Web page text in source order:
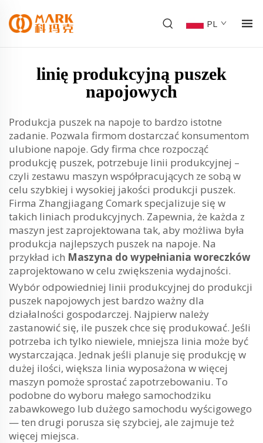
PL
linię produkcyjną puszek
napojowych
Produkcja puszek na napoje to bardzo istotne
zadanie. Pozwala firmom dostarczać konsumentom
ulubione napoje. Gdy firma chce rozpocząć
produkcję puszek, potrzebuje linii produkcyjnej –
czyli zestawu maszyn współpracujących ze sobą w
celu szybkiej i wysokiej jakości produkcji puszek.
Firma Zhangjiagang Comark specjalizuje się w
takich liniach produkcyjnych. Zapewnia, że każda z
maszyn jest zaprojektowana tak, aby możliwa była
produkcja najlepszych puszek na napoje. Na
przykład ich Maszyna do wypełniania woreczków
zaprojektowano w celu zwiększenia wydajności.
Wybór odpowiedniej linii produkcyjnej do produkcji
puszek napojowych jest bardzo ważny dla
działalności gospodarczej. Najpierw należy
zastanowić się, ile puszek chce się produkować. Jeśli
potrzeba ich tylko niewiele, mniejsza linia może być
wystarczająca. Jednak jeśli planuje się produkcję w
dużej ilości, większa linia wyposażona w więcej
maszyn pomoże sprostać zapotrzebowaniu. To
podobne do wyboru małego samochodziku
zabawkowego lub dużego samochodu wyścigowego
— ten drugi porusza się szybciej, ale zajmuje też
więcej miejsca.